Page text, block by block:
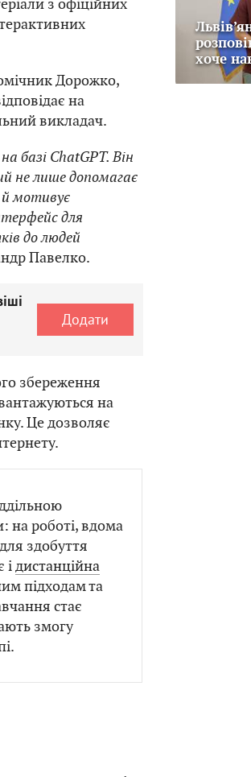
Дорожко,
на
викладач.
базі ChatGPT. Він
не лише допомагає
й мотивує
для
до людей
Павелко.
Додати
збереження
на
Це дозволяє
роботі, вдома
здобуття
і дистанційна
підходам та
стає
змогу
хоче